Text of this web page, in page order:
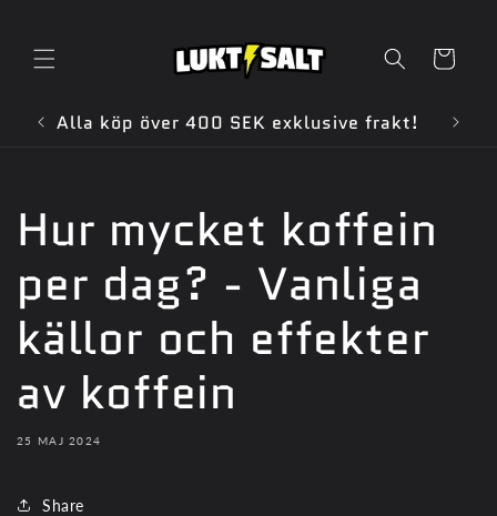
innehåll
Varukorg
Alla köp över 400 SEK exklusive frakt!
Hur mycket koffein
per dag? - Vanliga
källor och effekter
av koffein
25 MAJ 2024
Share